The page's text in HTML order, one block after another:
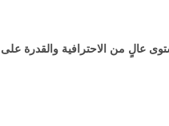
عالٍ من الاحترافية والقدرة